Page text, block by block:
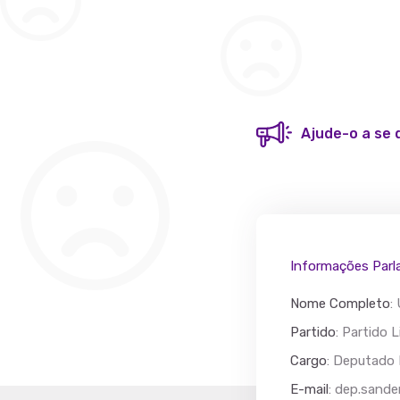
Ajude-o a se
Informações
Nome Completo:
Partido: Partido
Cargo: Deputado
E-mail: